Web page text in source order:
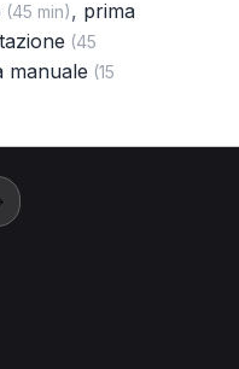
(45 min), prima
(45
manuale (15